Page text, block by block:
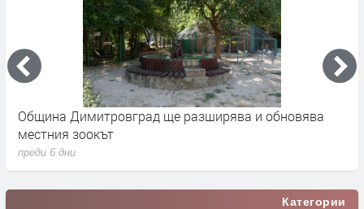
Община Димитровград ще разширява и обновява
местния зоокът
преди 6 дни
Категории